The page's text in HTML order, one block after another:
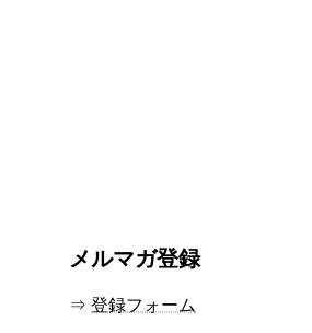
メルマガ登録
⇒登録フォーム